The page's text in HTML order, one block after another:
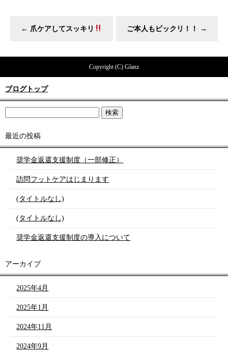
← 爪ケアしてスッキリ ご本人もビックリ！！ →
Copyright (C) Glanz
ブログトップ
最近の投稿
奨学金返還支援制度（一部修正）
訪問フットケアはじまります
(タイトルなし)
(タイトルなし)
奨学金返還支援制度の導入について
アーカイブ
2025年4月
2025年1月
2024年11月
2024年9月